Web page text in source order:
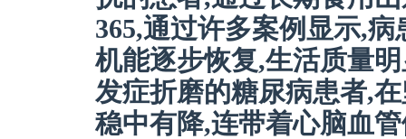
365,通过许多案例显示,
机能逐步恢复,生活质量
发症折磨的糖尿病患者,
稳中有降,连带着心脑血